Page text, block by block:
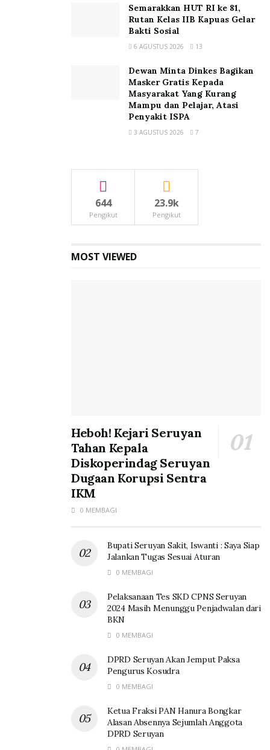
Semarakkan HUT RI ke 81,
Rutan Kelas IIB Kapuas Gelar
Bakti Sosial
6 AGUSTUS 2026 13
Dewan Minta Dinkes Bagikan
Masker Gratis Kepada
Masyarakat Yang Kurang
Mampu dan Pelajar, Atasi
Penyakit ISPA
3 AGUSTUS 2026 7
644
Pengikut
23.9k
Pengikut
MOST VIEWED
Heboh! Kejari Seruyan
Tahan Kepala
Diskoperindag Seruyan
Dugaan Korupsi Sentra
IKM
0 MEMBAGI
Bupati Seruyan Sakit, Iswanti : Saya Siap
Jalankan Tugas Sesuai Aturan
0 MEMBAGI
Pelaksanaan Tes SKD CPNS Seruyan
2024 Masih Menunggu Penjadwalan dari
BKN
0 MEMBAGI
DPRD Seruyan Akan Jemput Paksa
Pengurus Kosudra
0 MEMBAGI
Ketua Fraksi PAN Hanura Bongkar
Alasan Absennya Sejumlah Anggota
DPRD Seruyan